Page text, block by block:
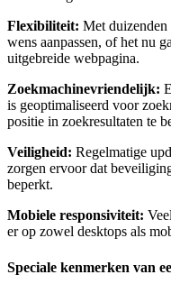
Flexibiliteit: Met duizenden
wens aanpassen, of het nu
uitgebreide webpagina.
Zoekmachinevriendelijk:
is geoptimaliseerd voor
positie in zoekresultaten te
Veiligheid: Regelmatige
zorgen ervoor dat
beperkt.
Mobiele responsiviteit:
er op zowel desktops als
Speciale kenmerken van